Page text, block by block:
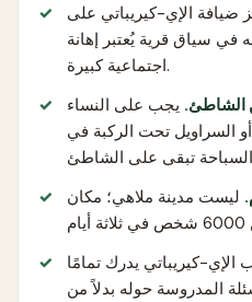
ضيافة الإي-كيريباتي على
في سياق قرية يُعتبر إهانة
اجتماعية كبيرة.
الشاطئ. يجب على النساء
أو السراويل تحت الركبة في
ليست مدينة ملاهي؛ مكان
كيريباتي يدرك تمامًا
المدروسة حوله بدلاً من